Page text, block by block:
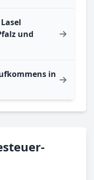
und
in